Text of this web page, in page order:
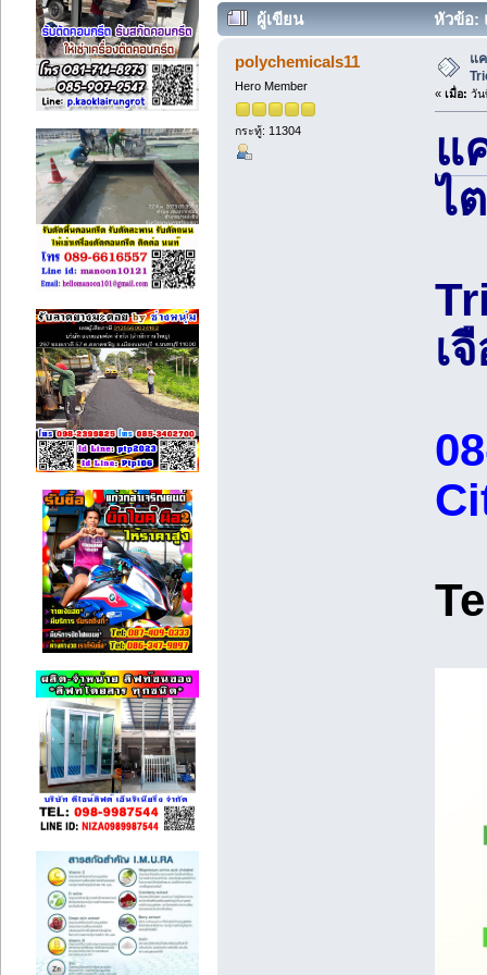
ผู้เขียน หัวข้อ:
polychemicals11
Hero Member
กระทู้: 11304
แ
« เมื่อ: วัน
แ
ไ
เ